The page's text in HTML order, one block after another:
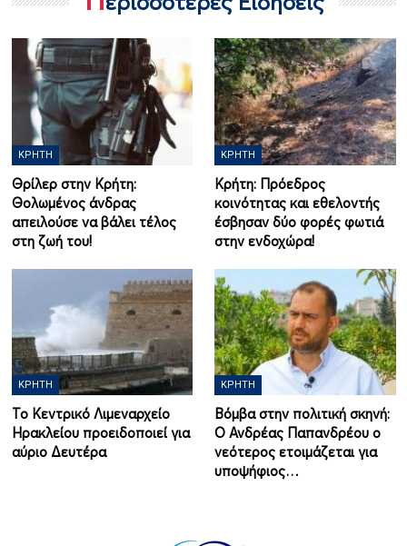
ΚΡΉΤΗ
Θρίλερ στην Κρήτη:
Θολωμένος άνδρας
απειλούσε να βάλει τέλος
στη ζωή του!
ΚΡΉΤΗ
Κρήτη: Πρόεδρος
κοινότητας και εθελοντής
έσβησαν δύο φορές φωτιά
στην ενδοχώρα!
ΚΡΉΤΗ
Το Κεντρικό Λιμεναρχείο
Ηρακλείου προειδοποιεί για
αύριο Δευτέρα
ΚΡΉΤΗ
Βόμβα στην πολιτική σκηνή:
Ο Ανδρέας Παπανδρέου ο
νεότερος ετοιμάζεται για
υποψήφιος…